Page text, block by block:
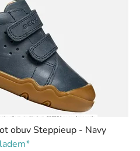
obuv Steppieup - Navy